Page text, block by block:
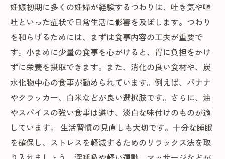
妊娠初期に多くの妊婦が経験するつわりは、吐き気や嘔
吐といった症状で日常生活に影響を及ぼします。つわり
を和らげるためには、まずは食事内容の工夫が重要で
す。小まめに少量の食事を心がけると、胃に負担をかけ
ずに栄養を摂取できます。また、消化の良い食材や、炭
水化物中心の食事が勧められています。例えば、バナナ
やクラッカー、白米などが良い選択肢です。さらに、油
やスパイスの強い食事は避け、淡白な味付けのものが適
しています。 生活習慣の見直しも大切です。十分な睡眠
を確保し、ストレスを軽減するためのリラックス法を取